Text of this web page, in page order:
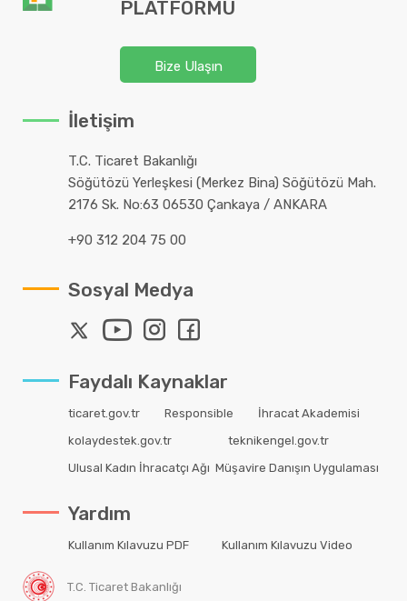
PLATFORMU
Bize Ulaşın
İletişim
T.C. Ticaret Bakanlığı
Söğütözü Yerleşkesi (Merkez Bina) Söğütözü Mah.
2176 Sk. No:63 06530 Çankaya / ANKARA
+90 312 204 75 00
Sosyal Medya
Faydalı Kaynaklar
ticaret.gov.tr Responsible
İhracat Akademisi
kolaydestek.gov.tr
teknikengel.gov.tr
Ulusal Kadın İhracatçı Ağı Müşavire Danışın Uygulaması
Yardım
Kullanım Kılavuzu PDF Kullanım Kılavuzu Video
T.C. Ticaret Bakanlığı